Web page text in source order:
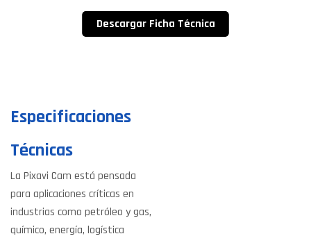
Descargar Ficha Técnica
Especificaciones
Técnicas
La Pixavi Cam está pensada
para aplicaciones críticas en
industrias como petróleo y gas,
químico, energía, logística